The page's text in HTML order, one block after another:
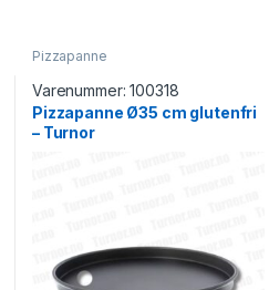
Pizzapanne
Varenummer:100318
Pizzapanne Ø35 cm glutenfri
– Turnor